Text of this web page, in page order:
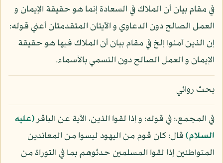
في مقام بيان أن الملاك في السعادة إنما هو حقيقة الإيمان و
العمل الصالح دون الدعاوي و الآيتان المتقدمتان أعني قوله:
إن الذين آمنوا إلخ في مقام بيان أن الملاك فيها هو حقيقة
الإيمان و العمل الصالح دون التسمي بالأسماء.
بحث روائي
في المجمع،: في قوله: و إذا لقوا الذين، الآية عن الباقر(عليه
السلام)قال: كان قوم من اليهود ليسوا من المعاندين
المتواطئين إذا لقوا المسلمين حدثوهم بما في التوراة من